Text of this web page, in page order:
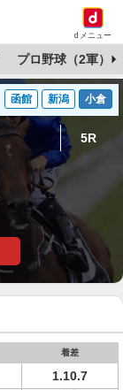
dメニュー
プロ野球（2軍）
函館 新潟 小倉
5R
着差
1.10.7